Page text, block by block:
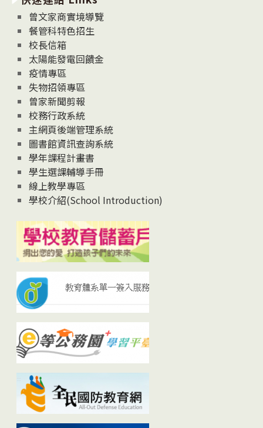
息
News
曾文家商實境導覽
餐管科特色招生
校長信箱
太陽能發電回饋金
疫情專區
失物招領專區
曾家新聞剪報
校務行政系統
主網頁後端管理系統
圖書館資訊查詢系統
學年課程計畫書
學生選課輔導手冊
線上教學專區
學校介紹(School Introduction)